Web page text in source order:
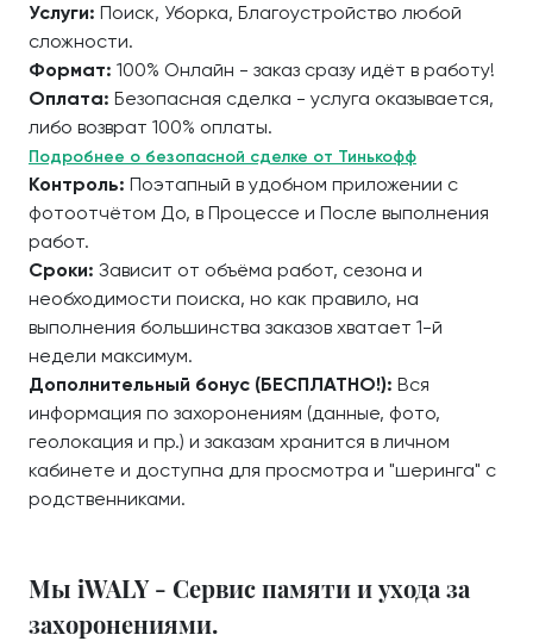
Услуги: Поиск, Уборка, Благоустройство любой
сложности.
Формат: 100% Онлайн - заказ сразу идёт в работу!
Оплата: Безопасная сделка - услуга оказывается,
либо возврат 100% оплаты.
Подробнее о безопасной сделке от Тинькофф
Контроль: Поэтапный в удобном приложении с
фотоотчётом До, в Процессе и После выполнения
работ.
Сроки: Зависит от объёма работ, сезона и
необходимости поиска, но как правило, на
выполнения большинства заказов хватает 1-й
недели максимум.
Дополнительный бонус (БЕСПЛАТНО!): Вся
информация по захоронениям (данные, фото,
геолокация и пр.) и заказам хранится в личном
кабинете и доступна для просмотра и "шеринга" с
родственниками.
Мы iWALY - Сервис памяти и ухода за
захоронениями.